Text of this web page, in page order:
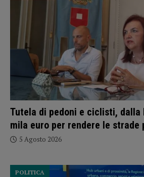
Tutela di pedoni e ciclisti, dalla
mila euro per rendere le strade
5 Agosto 2026
POLITICA